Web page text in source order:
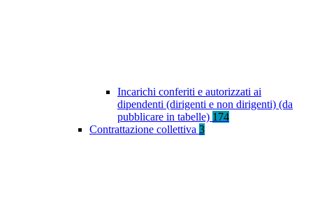
Incarichi conferiti e autorizzati ai
dipendenti (dirigenti e non dirigenti) (da
pubblicare in tabelle) 174
Contrattazione collettiva 3